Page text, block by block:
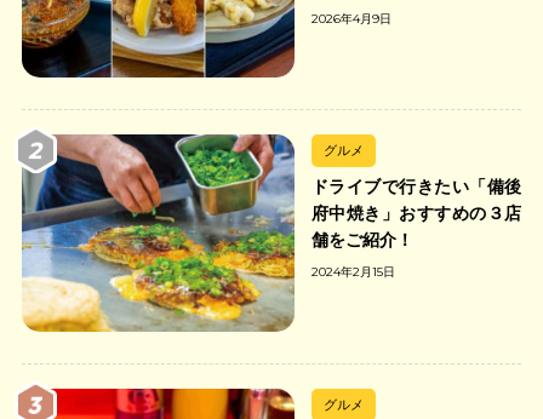
2026年4月9日
グルメ
ドライブで行きたい「備後
府中焼き」おすすめの３店
舗をご紹介！
2024年2月15日
グルメ